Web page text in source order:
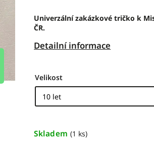
Univerzální zakázkové tričko k
ČR.
Detailní informace
Velikost
Skladem (1 ks)